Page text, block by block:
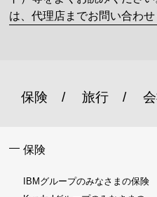
は、代理店までお問い合わせ
保険 旅行
保険
IBMグループのみなさまの保険